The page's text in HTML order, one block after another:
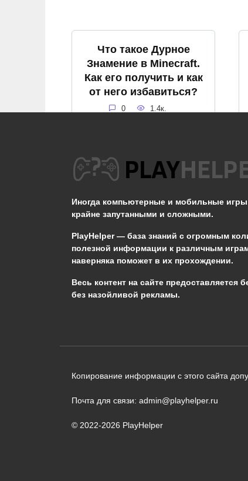
Что такое Дурное
Знамение в Minecraft.
Как его получить и как
от него избавиться?
0 1.4к.
Как посмотреть чанки
0 1.6к.
Иногда компьютерные и мобильные
крайне запутанными и сложными.
PlayHelper — база знаний с огромным
полезной информации к различным
наверняка поможет в их прохождении.
Весь контент на сайте предоставляется
без назойливой рекламы.
Копирование информации с этого сайта
Почта для связи: admin@playhelper.ru
© 2022-2026 PlayHelper
Сообщить об ошибке